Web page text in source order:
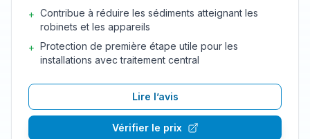
+ Contribue à réduire les sédiments atteignant les
robinets et les appareils
+ Protection de première étape utile pour les
installations avec traitement central
Lire l’avis
Vérifier le prix